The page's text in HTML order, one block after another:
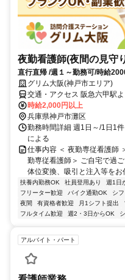
夜勤看護師(夜間の見守
直行直帰 /週１～勤務可/時給
グリム大阪(神戸市エリア)
交通・アクセス 阪急六甲駅
時給2,000円以上
兵庫県神戸市灘区
勤務時間詳細 週1日～/1日1
による
仕事内容 ＜ 夜勤専従看護師
勤専従看護師＞ ご自宅で過
体位変換、吸引と注入等をお
扶養内勤務OK 社員登用あり 週1日
フリーター歓迎
バイク通勤OK シ
夜間
有資格者歓迎 月1シフト提出
フルタイム歓迎
週2・3日からOK
アルバイト・パート